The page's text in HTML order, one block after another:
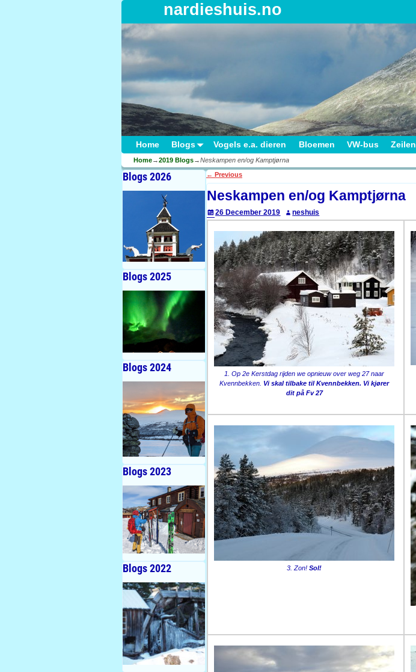
nardieshuis.no
Home Blogs Vogels e.a. dieren Bloemen VW-bus Zeilen
Home→2019 Blogs→Neskampen en/og Kamptjørna
Post navigation
← Previous
Neskampen en/og Kamptjørna
26 December 2019 neshuis
1. Op 2e Kerstdag rijden we opnieuw over weg 27 naar
Kvennbekken. Vi skal tilbake til Kvennbekken. Vi kjører
dit på Fv 27
3. Zon!Sol!
Blogs 2026
Blogs 2025
Blogs 2024
Blogs 2023
Blogs 2022